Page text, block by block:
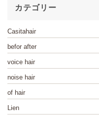
カテゴリー
Casitahair
befor after
voice hair
noise hair
of hair
Lien